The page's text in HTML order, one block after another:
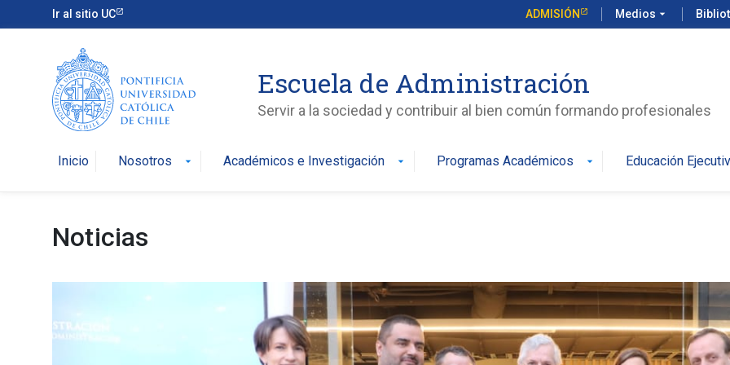
Ir al sitio UC ADMISIÓN Medios arrow_drop_down
Escuela de Administración
Servir a la sociedad y contribuir al bien común formando profesionales
Inicio Nosotros arrow_drop_down Académicos e Investigación arrow_drop_down Programas Académicos arrow_drop_down Educación
Noticias